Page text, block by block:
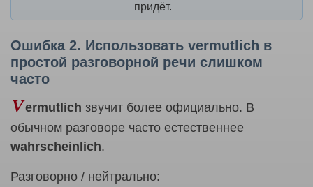
придёт.
Ошибка 2. Использовать vermutlich в
простой разговорной речи слишком
часто
Vermutlich звучит более официально. В
обычном разговоре часто естественнее
wahrscheinlich.
Разговорно / нейтрально: